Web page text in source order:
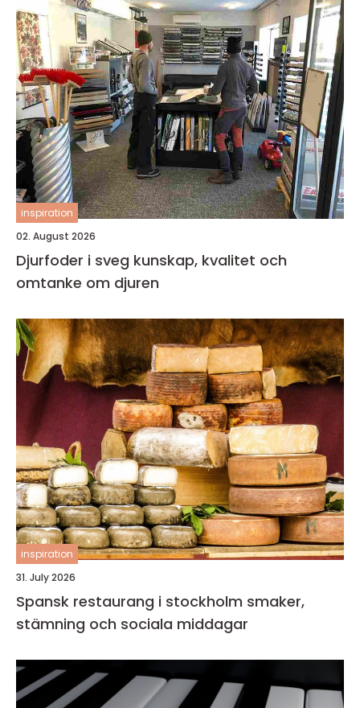
inspiration
02. August 2026
Djurfoder i sveg kunskap, kvalitet och
omtanke om djuren
inspiration
31. July 2026
Spansk restaurang i stockholm smaker,
stämning och sociala middagar